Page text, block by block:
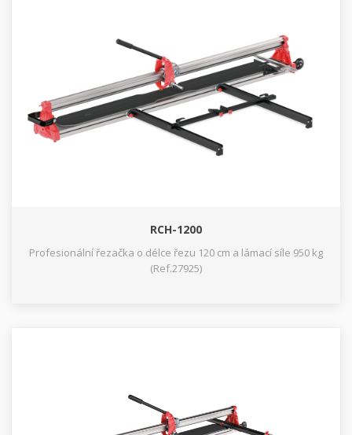
RCH-1200
Profesionální řezačka o délce řezu 120 cm a lámací síle 950 kg
(Ref.27925)